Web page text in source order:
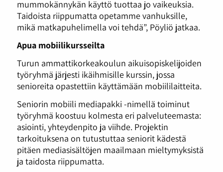
mummokännykän käyttö tuottaa jo vaikeuksia.
Taidoista riippumatta opetamme vanhuksille,
mikä matkapuhelimella voi tehdä”, Pöyliö jatkaa.
Apua mobiilikursseilta
Turun ammattikorkeakoulun aikuisopiskelijoiden
työryhmä järjesti ikäihmisille kurssin, jossa
senioreita opastettiin käyttämään mobiililaitteita.
Seniorin mobiili mediapakki -nimellä toiminut
työryhmä koostuu kolmesta eri palveluteemasta:
asiointi, yhteydenpito ja viihde. Projektin
tarkoituksena on tutustuttaa seniorit kädestä
pitäen mediasisältöjen maailmaan mieltymyksistä
ja taidosta riippumatta.